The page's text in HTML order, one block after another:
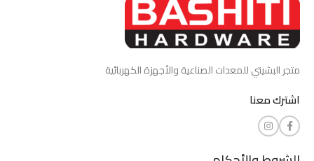
متجر البشيتي للمعدات الصناعية والأجهزة الكهربائية
اشترك معنا